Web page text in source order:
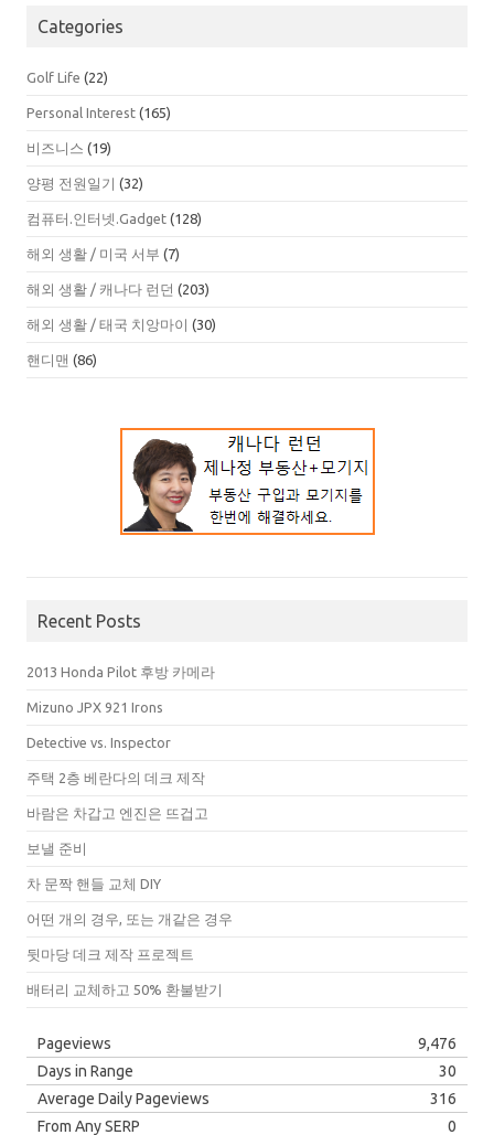
Categories
Golf Life (22)
Personal Interest (165)
비즈니스 (19)
양평 전원일기 (32)
컴퓨터.인터넷.Gadget (128)
해외 생활 / 미국 서부 (7)
해외 생활 / 캐나다 런던 (203)
해외 생활 / 태국 치앙마이 (30)
핸디맨 (86)
Recent Posts
2013 Honda Pilot 후방 카메라
Mizuno JPX 921 Irons
Detective vs. Inspector
주택 2층 베란다의 데크 제작
바람은 차갑고 엔진은 뜨겁고
보낼 준비
차 문짝 핸들 교체 DIY
어떤 개의 경우, 또는 개같은 경우
뒷마당 데크 제작 프로젝트
배터리 교체하고 50% 환불받기
Pageviews
9,476
Days in Range
30
Average Daily Pageviews
316
From Any SERP
0